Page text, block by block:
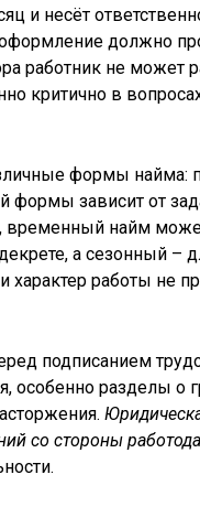
и несёт
должно
работник не может
критично в
формы найма:
зависит от
временный найм
а сезонный –
характер работы не
подписанием
особенно разделы о
со стороны